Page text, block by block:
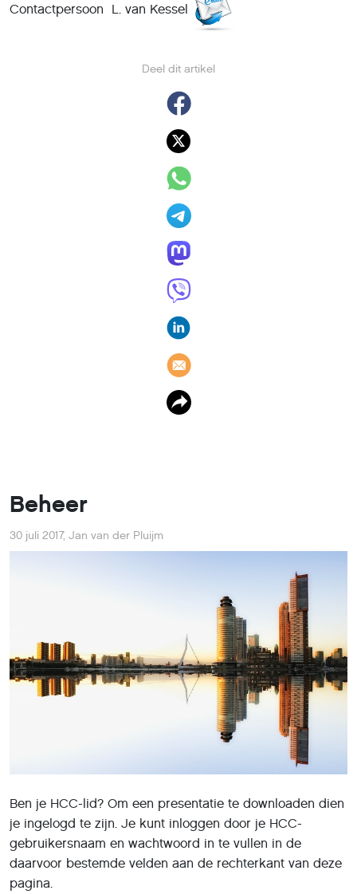
Deel dit artikel
Contactpersoon L. van Kessel
Beheer
30 juli 2017, Jan van der Pluijm
Ben je HCC-lid? Om een presentatie te downloaden dien
je ingelogd te zijn. Je kunt inloggen door je HCC-
gebruikersnaam en wachtwoord in te vullen in de
daarvoor bestemde velden aan de rechterkant van deze
pagina.